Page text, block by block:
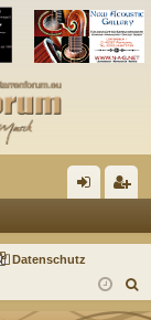
m
de
ist
rie
re
Datenschutz